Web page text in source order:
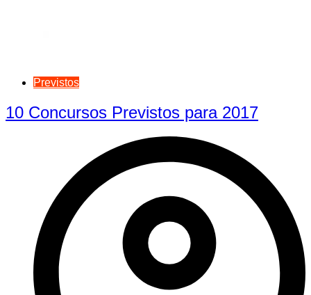
Previstos
10 Concursos Previstos para 2017